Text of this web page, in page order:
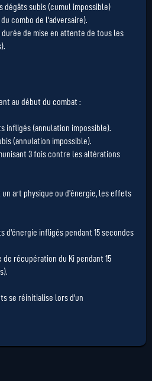
dégâts subis (cumul impossible)
combo de l'adversaire).
de mise en attente de tous les
au début du combat :
infligés (annulation impossible).
(annulation impossible).
3 fois contre les altérations
art physique ou d'énergie, les effets
d'énergie infligés pendant 15 secondes
récupération du Ki pendant 15
se réinitialise lors d'un